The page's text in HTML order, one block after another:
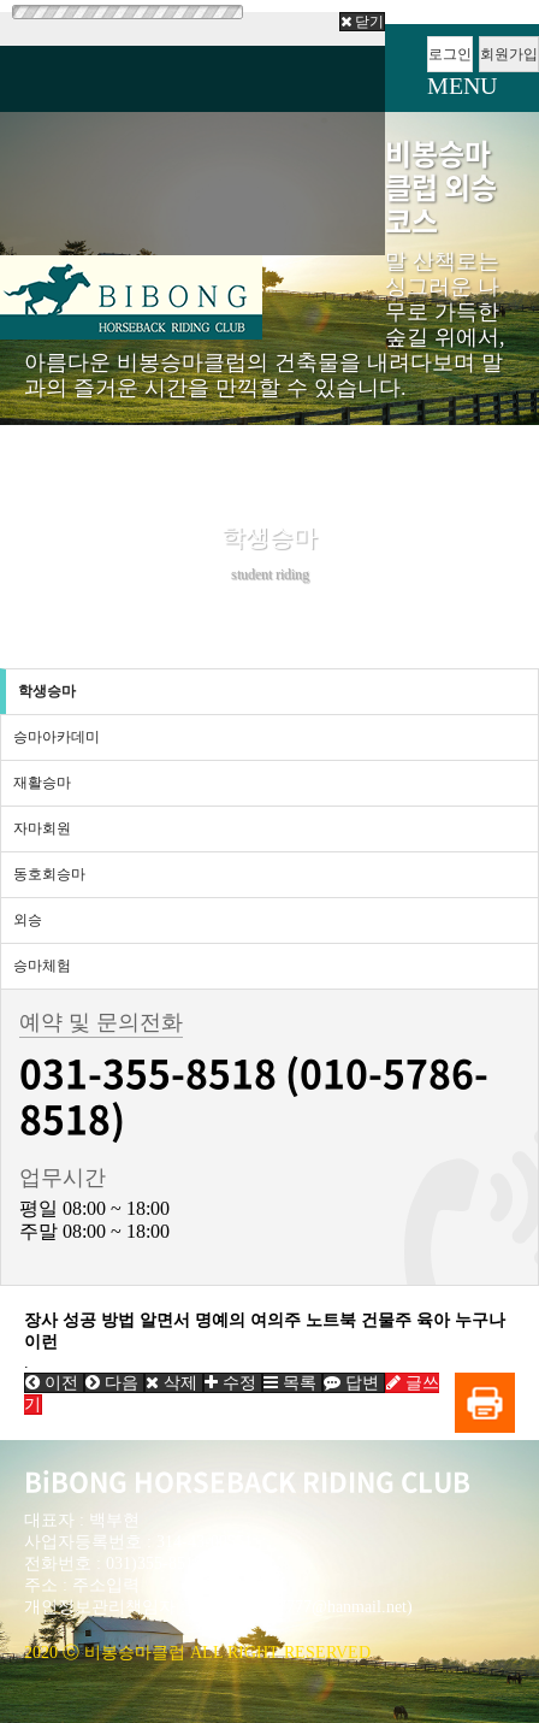
닫기
로그인
회원가입
MENU
비봉승마
클럽 외승
코스
말 산책로는
싱그러운 나
무로 가득한
숲길 위에서,
아름다운 비봉승마클럽의 건축물을 내려다보며 말
과의 즐거운 시간을 만끽할 수 있습니다.
학생승마
student riding
학생승마
승마아카데미
재활승마
자마회원
동호회승마
외승
승마체험
예약 및 문의전화
031-355-8518 (010-5786-
8518)
업무시간
평일 08:00 ~ 18:00
주말 08:00 ~ 18:00
장사 성공 방법 알면서 명예의 여의주 노트북 건물주 육아 누구나
이런
.
이전
다음 삭제 수정 목록 답변
글쓰
기
BiBONG HORSEBACK RIDING CLUB
대표자 : 백부현
사업자등록번호 : 314-43-00551
전화번호 : 031)355-8518
주소 : 주소입력
개인정보관리책임자 : 이은정(ejlee7777@hanmail.net)
2020 ⓒ 비봉승마클럽 ALL RIGHT RESERVED